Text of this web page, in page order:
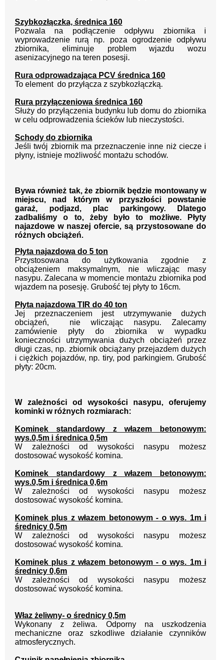
Szybkozłączka, średnica 160
Pozwala na podłączenie odpływu zbiornika i
wyprowadzenie rurą np. poza ogrodzenie odpływu
zbiornika, eliminuje problem wjazdu wozu
asenizacyjnego na teren posesji.
Rura odprowadzająca PCV średnica 160
To element do przyłącza z szybkozłączką.
Rura przyłączeniowa średnica 160
Służy do przyłączenia budynku lub domu do zbiornika
w celu odprowadzenia ścieków lub nieczystości.
Schody do zbiornika
Jeśli twój zbiornik ma przeznaczenie inne niż ciecze i
płyny, istnieje możliwość montażu schodów.
Bywa również tak, że zbiornik będzie montowany w
miejscu, nad którym w przyszłości powstanie
garaż, podjazd, plac parkingowy. Dlatego
zadbaliśmy o to, żeby było to możliwe.
Płyty
najazdowe w naszej ofercie, są przystosowane do
różnych obciążeń.
Płyta najazdowa do 5 ton
Przystosowana do użytkowania zgodnie z
obciążeniem maksymalnym, nie wliczając masy
nasypu. Zalecana w momencie montażu zbiornika pod
wjazdem na posesję. Grubość tej płyty to 16cm.
Płyta najazdowa TIR do 40 ton
Jej przeznaczeniem jest utrzymywanie dużych
obciążeń,
nie wliczając nasypu. Zalecamy
zamówienie płyty do zbiornika w wypadku
konieczności utrzymywania dużych obciążeń przez
długi czas, np. zbiornik obciążany przejazdem dużych
i ciężkich pojazdów, np. tiry, pod parkingiem. Grubość
płyty: 20cm.
W zależności od wysokości nasypu, oferujemy
kominki w różnych rozmiarach:
Kominek standardowy z włazem betonowym:
wys.0,5m i średnica 0,5m
W zależności od wysokości nasypu możesz
dostosować wysokość komina.
Kominek standardowy z włazem betonowym:
wys.0,5m i średnica 0,6m
W zależności od wysokości nasypu możesz
dostosować wysokość komina.
Kominek plus z włazem betonowym - o wys. 1m i
średnicy 0,5m
W zależności od wysokości nasypu możesz
dostosować wysokość komina.
Kominek plus z włazem betonowym - o wys. 1m i
średnicy 0,6m
W zależności od wysokości nasypu możesz
dostosować wysokość komina.
Właz żeliwny- o średnicy 0,5m
Wykonany z żeliwa. Odporny na uszkodzenia
mechaniczne oraz szkodliwe działanie czynników
atmosferycznych.